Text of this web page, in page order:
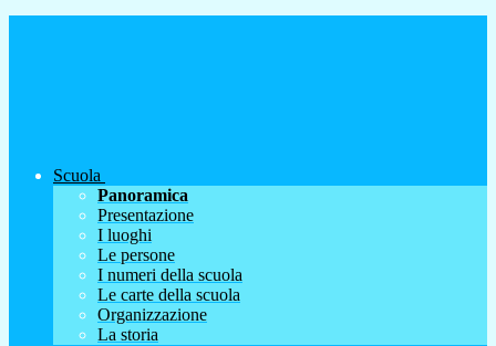
Scuola
Panoramica
Presentazione
I luoghi
Le persone
I numeri della scuola
Le carte della scuola
Organizzazione
La storia